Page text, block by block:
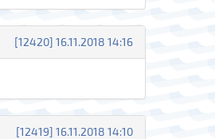
[12420] 16.11.2018 14:16
[12419] 16.11.2018 14:10